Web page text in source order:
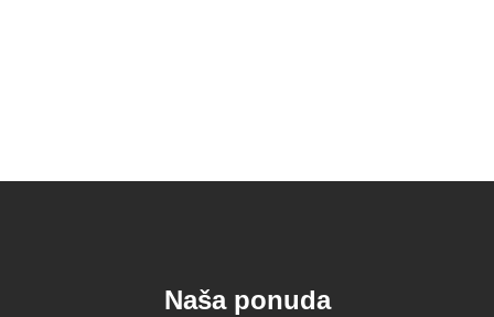
Naša ponuda